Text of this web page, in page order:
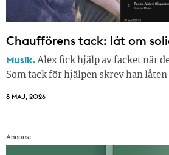
Chaufförens tack: låt om
Musik.Alex fick hjälp av facket när
Som tack för hjälpen skrev han
8 MAJ, 2026
Annons: